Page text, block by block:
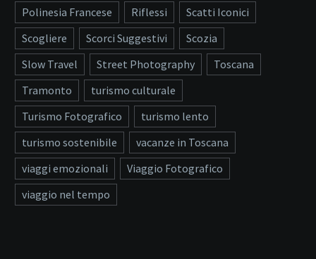
Polinesia Francese
Riflessi
Scatti Iconici
Scogliere
Scorci Suggestivi
Scozia
Slow Travel
Street Photography
Toscana
Tramonto
turismo culturale
Turismo Fotografico
turismo lento
turismo sostenibile
vacanze in Toscana
viaggi emozionali
Viaggio Fotografico
viaggio nel tempo